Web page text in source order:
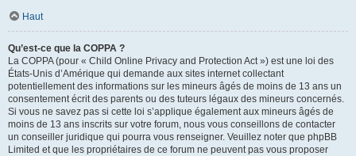
Haut
Qu’est-ce que la COPPA ?
La COPPA (pour « Child Online Privacy and Protection Act ») est une loi des
États-Unis d’Amérique qui demande aux sites internet collectant
potentiellement des informations sur les mineurs âgés de moins de 13 ans un
consentement écrit des parents ou des tuteurs légaux des mineurs concernés.
Si vous ne savez pas si cette loi s’applique également aux mineurs âgés de
moins de 13 ans inscrits sur votre forum, nous vous conseillons de contacter
un conseiller juridique qui pourra vous renseigner. Veuillez noter que phpBB
Limited et que les propriétaires de ce forum ne peuvent pas vous proposer